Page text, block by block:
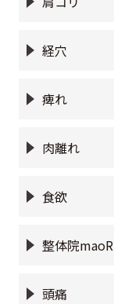
経穴
痺れ
肉離れ
食欲
整体院
頭痛